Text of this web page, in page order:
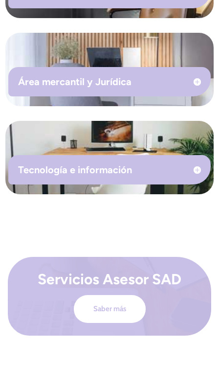
Área mercantil y Jurídica
Tecnología e información
Servicios Asesor SAD
Saber más